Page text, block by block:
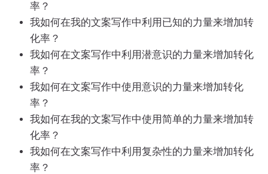
率？
我如何在我的文案写作中利用已知的力量来增加转
化率？
我如何在文案写作中利用潜意识的力量来增加转化
率？
我如何在文案写作中使用意识的力量来增加转化
率？
我如何在我的文案写作中使用简单的力量来增加转
化率？
我如何在文案写作中利用复杂性的力量来增加转化
率？